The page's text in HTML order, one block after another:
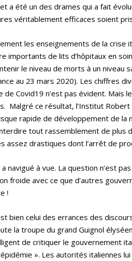
a été un des drames qui a fait
véritablement efficaces soient
les enseignements de la
importants de lits d’hôpitaux en
le niveau de morts à un niveau
au 23 mars 2020). Les chiffres
de Covid19 n’est pas évident.
Malgré ce résultat, l’Institut
rapide de développement de la
tout rassemblement de plus
assez drastiques dont l’arrêt de
navigué à vue. La question n’est
froide avec ce que d’autres
!
bien celui des errances des
la troupe du grand Guignol
de critiquer le gouvernement
». Les autorités italiennes